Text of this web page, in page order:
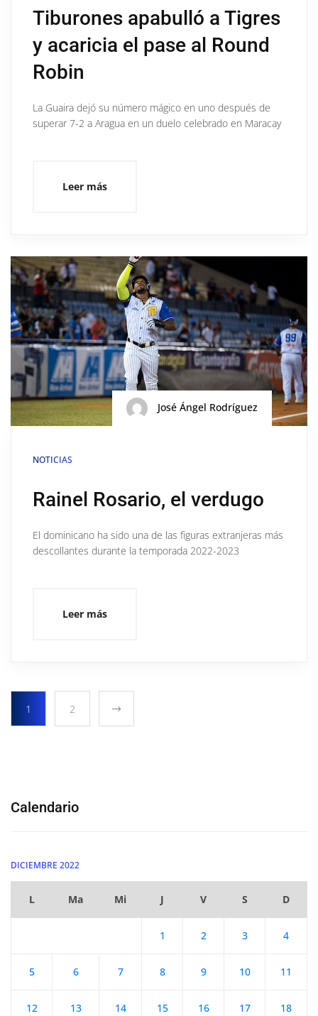
Tiburones apabulló a Tigres
y acaricia el pase al Round
Robin
La Guaira dejó su número mágico en uno después de
superar 7-2 a Aragua en un duelo celebrado en Maracay
Leer más
José Ángel Rodríguez
NOTICIAS
Rainel Rosario, el verdugo
El dominicano ha sido una de las figuras extranjeras más
descollantes durante la temporada 2022-2023
Leer más
1 2
Calendario
DICIEMBRE 2022
L Ma Mi J V S D
1 2 3 4
5 6 7 8 9 10 11
12 13 14 15 16 17 18